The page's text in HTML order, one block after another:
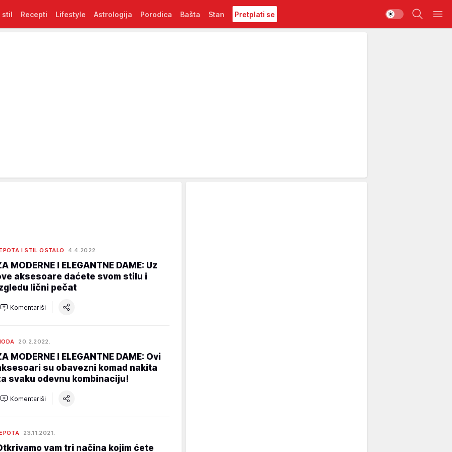
stil Recepti Lifestyle Astrologija Porodica Bašta Stan Pretplati se
I STIL OSTALO 4.4.2022.
MODERNE I ELEGANTNE DAME: Uz
aksesoare daćete svom stilu i
lični pečat
Komentariši
20.2.2022.
MODERNE I ELEGANTNE DAME: Ovi
su obavezni komad nakita
svaku odevnu kombinaciju!
Komentariši
23.11.2021.
vam tri načina kojim ćete